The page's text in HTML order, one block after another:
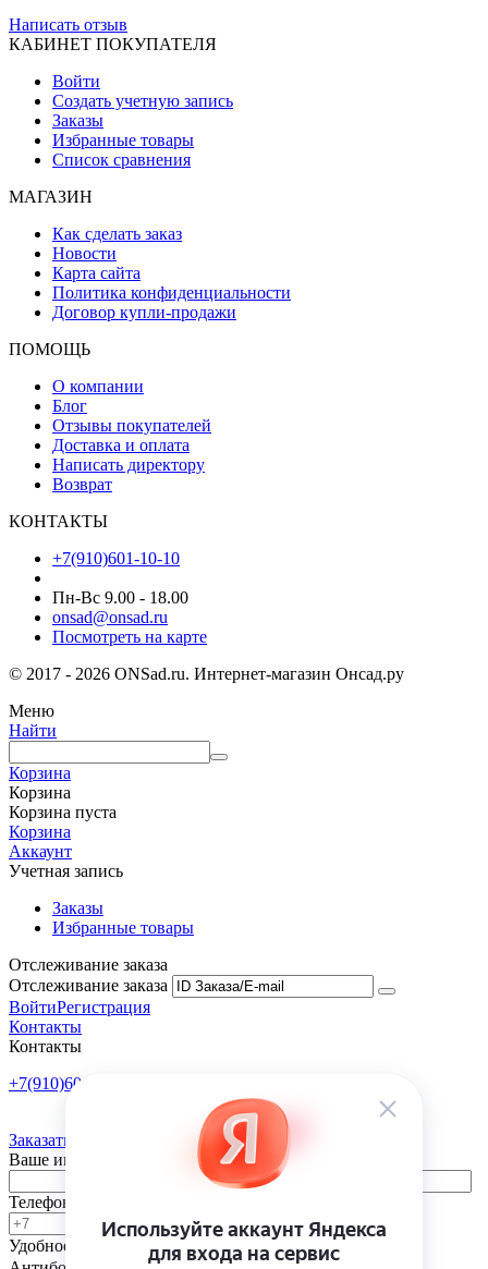
Написать отзыв
КАБИНЕТ ПОКУПАТЕЛЯ
Войти
Создать учетную запись
Заказы
Избранные товары
Список сравнения
МАГАЗИН
Как сделать заказ
Новости
Карта сайта
Политика конфиденциальности
Договор купли-продажи
ПОМОЩЬ
О компании
Блог
Отзывы покупателей
Доставка и оплата
Написать директору
Возврат
КОНТАКТЫ
+7(910)601-10-10
Пн-Вс 9.00 - 18.00
onsad@onsad.ru
Посмотреть на карте
© 2017 - 2026 ONSad.ru. Интернет-магазин Онсад.ру
Меню
Найти
Корзина
Корзина
Корзина пуста
Корзина
Аккаунт
Учетная запись
Заказы
Избранные товары
Отслеживание заказа
Отслеживание заказа
ВойтиРегистрация
Контакты
Контакты
+7(910)601-10-10
Заказать обратный звонок
Ваше имя
Телефон
Удобное время
-